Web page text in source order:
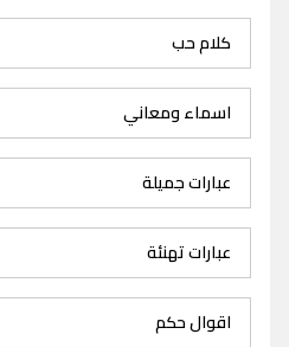
كلام حب
اسماء ومعاني
عبارات جميلة
عبارات تهنئة
اقوال حكم